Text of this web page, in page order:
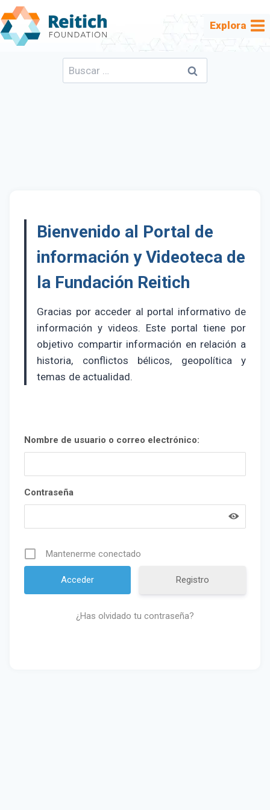
Saltar
al
contenido
Explora
Buscar:
Bienvenido al Portal de
información y Videoteca de
la Fundación Reitich
Gracias por acceder al portal informativo de
información y videos. Este portal tiene por
objetivo compartir información en relación a
historia, conflictos bélicos, geopolítica y
temas de actualidad.
Nombre de usuario o correo electrónico:
Contraseña
Mantenerme conectado
Registro
¿Has olvidado tu contraseña?